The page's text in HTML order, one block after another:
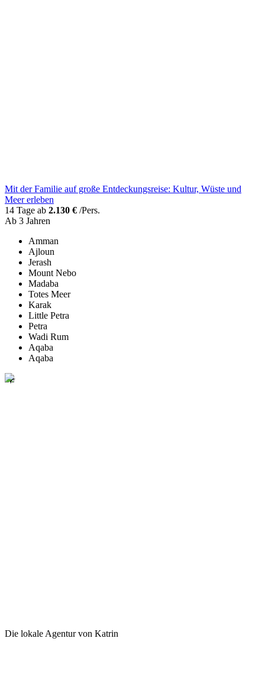
Mit der Familie auf große Entdeckungsreise: Kultur, Wüste und
Meer erleben
14 Tage ab 2.130 € /Pers.
Ab 3 Jahren
Amman
Ajloun
Jerash
Mount Nebo
Madaba
Totes Meer
Karak
Little Petra
Petra
Wadi Rum
Aqaba
Aqaba
Die lokale Agentur von Katrin